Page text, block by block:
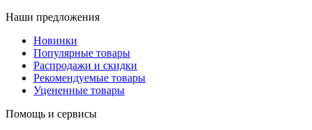
Наши предложения
Новинки
Популярные товары
Распродажи и скидки
Рекомендуемые товары
Уцененные товары
Помощь и сервисы